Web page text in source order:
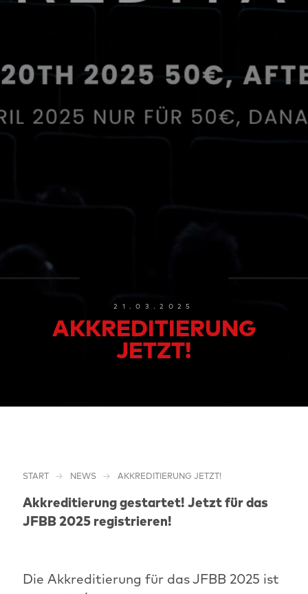
21.03.2025
AKKREDITIERUNG
JETZT!
START NEWS AKKREDITIERUNG JETZT!
Akkreditierung gestartet! Jetzt für das
JFBB 2025 registrieren!
Die Akkreditierung für das JFBB 2025 ist